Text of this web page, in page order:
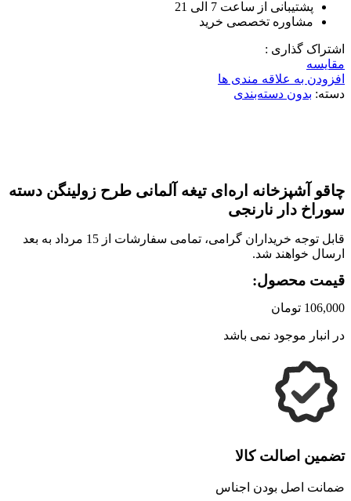
پشتیبانی از ساعت 7 الی 21
مشاوره تخصصی خرید
اشتراک گذاری :
مقایسه
افزودن به علاقه مندی ها
دسته: بدون دسته‌بندی
چاقو آشپزخانه اره‌ای تیغه آلمانی طرح زولینگن دسته
سوراخ دار نارنجی
قابل توجه خریداران گرامی، تمامی سفارشات از 15 مرداد به بعد
ارسال خواهند شد.
قیمت محصول:
106,000 تومان
در انبار موجود نمی باشد
تضمین اصالت کالا
ضمانت اصل بودن اجناس